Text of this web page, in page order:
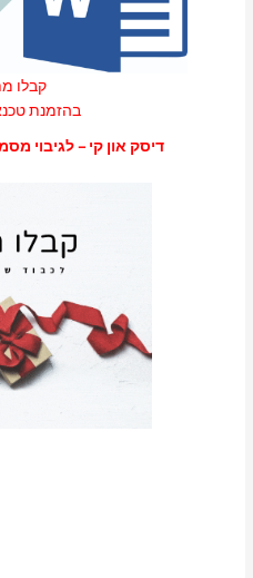
קבלו
בהזמנת
דיסק און קי – לגיבוי